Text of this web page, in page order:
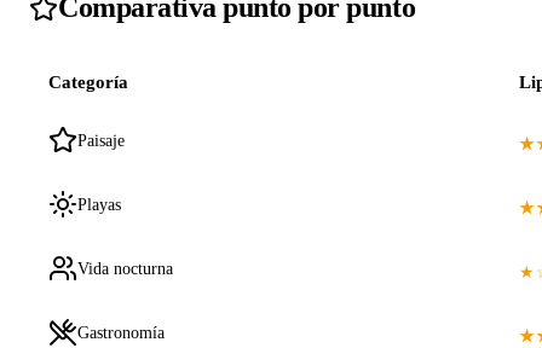
Comparativa punto por punto
Categoría
Paisaje
Playas
Vida nocturna
Gastronomía